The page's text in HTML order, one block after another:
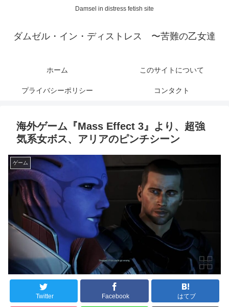
Damsel in distress fetish site
ダムゼル・イン・ディストレス 〜苦難の乙女達
ホーム このサイトについて
プライバシーポリシー コンタクト
海外ゲーム『Mass Effect 3』より、超強
気系女ボス、アリアのピンチシーン
ゲーム
Twitter Facebook はてブ